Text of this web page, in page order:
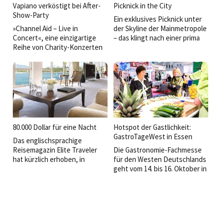
Vapiano verköstigt bei After-
Show-Party
»Channel Aid – Live in
Concert«, eine einzigartige
Reihe von Charity-Konzerten
Menschen, ist in Hamburg in
eine neue Runde gegangen:
Picknick in the City
Ein exklusives Picknick unter
der Skyline der Mainmetropole
– das klingt nach einer prima
kennenzulernen.
80.000 Dollar für eine Nacht
Das englischsprachige
Reisemagazin Elite Traveler
hat kürzlich erhoben, in
Hotspot der Gastlichkeit:
GastroTageWest in Essen
Die Gastronomie-Fachmesse
für den Westen Deutschlands
geht vom 14. bis 16. Oktober in